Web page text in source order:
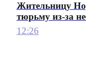
Жительницу
тюрьму из-за
12:26